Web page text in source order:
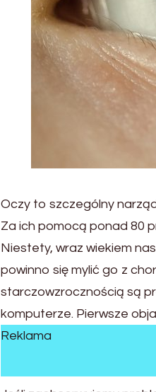
Oczy to szczególny
Za ich pomocą ponad 80
Niestety, wraz wiekiem
powinno się mylić go z
starczowzrocznością są
komputerze. Pierwsze
Reklama